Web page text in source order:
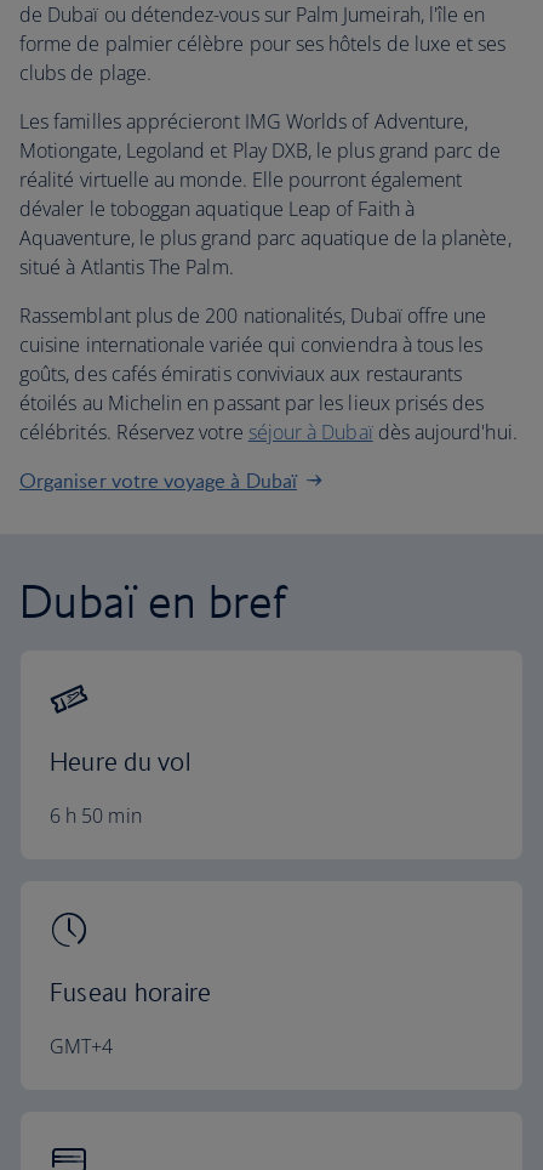
de Dubaï ou détendez-vous sur Palm Jumeirah, l'île en
forme de palmier célèbre pour ses hôtels de luxe et ses
clubs de plage.
Les familles apprécieront IMG Worlds of Adventure,
Motiongate, Legoland et Play DXB, le plus grand parc de
réalité virtuelle au monde. Elle pourront également
dévaler le toboggan aquatique Leap of Faith à
Aquaventure, le plus grand parc aquatique de la planète,
situé à Atlantis The Palm.
Rassemblant plus de 200 nationalités, Dubaï offre une
cuisine internationale variée qui conviendra à tous les
goûts, des cafés émiratis conviviaux aux restaurants
étoilés au Michelin en passant par les lieux prisés des
célébrités. Réservez votre séjour à Dubaïdès aujourd'hui.
Organiser votre voyage à Dubaï
Dubaï en bref
Heure du vol
6 h 50 min
Fuseau horaire
GMT+4